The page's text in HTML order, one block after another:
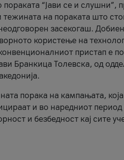
“Јави се и слушни”,
тежината на пораката што
засекогаш.
користење на
пристап е
Бранкица Толевска, од
порака на кампањата,
и во наредниот период
и безбедност кај сите